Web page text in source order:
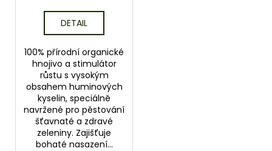
DETAIL
100% přírodní organické
hnojivo a stimulátor
růstu s vysokým
obsahem huminových
kyselin, speciálně
navržené pro pěstování
šťavnaté a zdravé
zeleniny. Zajišťuje
bohaté nasazení...